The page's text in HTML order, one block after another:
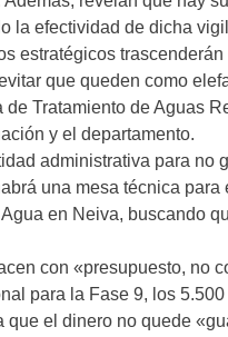
la efectividad de dicha
estratégicos
que queden como
Tratamiento de Aguas
y el departamento.
administrativa para no
una mesa técnica para
en Neiva, buscando
con «presupuesto, no
para la Fase 9, los
que el dinero no quede